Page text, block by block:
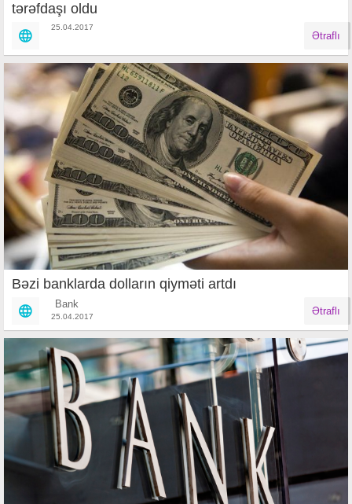
tərəfdaşı oldu
25.04.2017
Ətraflı
Bəzi banklarda dolların qiyməti artdı
Bank
25.04.2017 Ətraflı